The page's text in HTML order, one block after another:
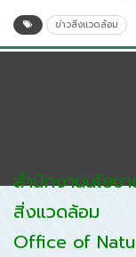
ข่าวสิ่งแวดล้อม
สำนักงานนโยบ
สิ่งแวดล้อม
Office of